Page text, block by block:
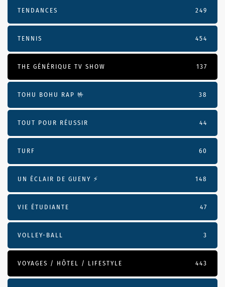
TENDANCES 249
TENNIS 454
THE GÉNÉRIQUE TV SHOW 137
TOHU BOHU RAP 🤟 38
TOUT POUR RÉUSSIR 44
TURF 60
UN ÉCLAIR DE GUENY ⚡️ 148
VIE ÉTUDIANTE 47
VOLLEY-BALL 3
VOYAGES / HÔTEL / LIFESTYLE 443